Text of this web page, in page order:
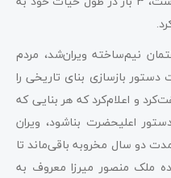
نیم‌ساخته ویران‌شد، مردم
بازسازی بنای تاریخی را
و اعلام‌کرد که هر بنایی که
اعلیحضرت بناشود، ویران
دو سال مخروبه باقی‌ماند تا
شاهزاده ملک منصور میرزا معروف به